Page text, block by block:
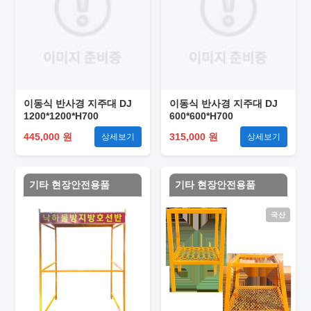
이동식 반사경 지주대 DJ
1200*1200*H700
445,000 원
상세보기
이동식 반사경 지주대 DJ
600*600*H700
315,000 원
상세보기
기타 현장안전용품 기타 현장안전용품
국산